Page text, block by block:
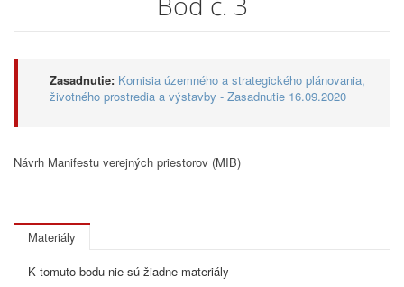
Zasadnutie: Komisia územného a strategického plánovania,
životného prostredia a výstavby - Zasadnutie 16.09.2020
Návrh Manifestu verejných priestorov (MIB)
Materiály
K tomuto bodu nie sú žiadne materiály